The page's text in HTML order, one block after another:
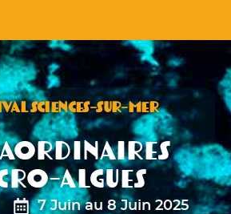
SCIENCES-SUR-MER
algues
7 Juin au 8 Juin 2025